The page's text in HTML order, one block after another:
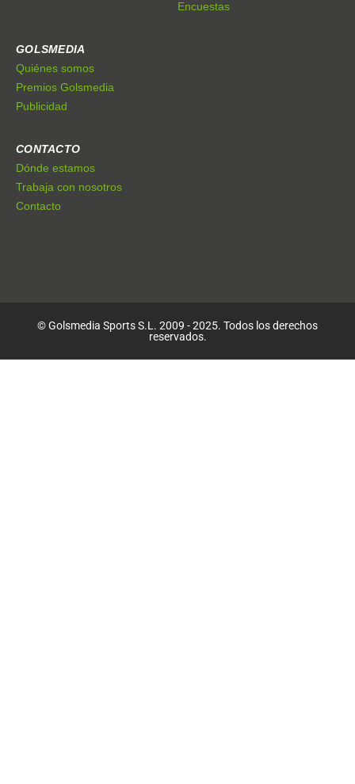
Encuestas
GOLSMEDIA
Quiénes somos
Premios Golsmedia
Publicidad
CONTACTO
Dónde estamos
Trabaja con nosotros
Contacto
© Golsmedia Sports S.L. 2009 - 2025. Todos los derechos
reservados.